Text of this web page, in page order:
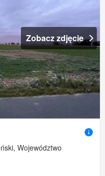
Zobacz zdjęcie
Województwo